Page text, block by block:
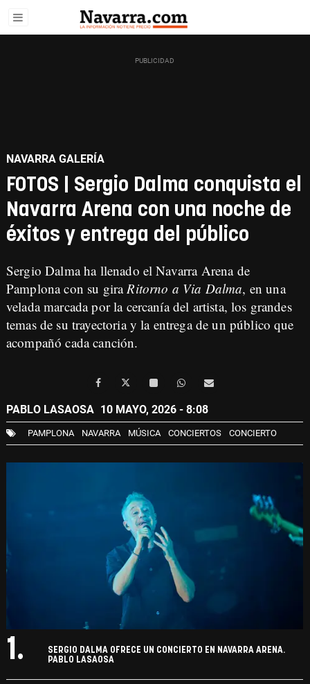
NAVARRA GALERÍA
FOTOS | Sergio Dalma conquista el
Navarra Arena con una noche de
éxitos y entrega del público
Sergio Dalma ha llenado el Navarra Arena de
Pamplona con su giraRitorno a Via Dalma, en una
velada marcada por la cercanía del artista, los grandes
temas de su trayectoria y la entrega de un público que
acompañó cada canción.
PABLO LASAOSA 10 MAYO, 2026 - 8:08
PAMPLONA NAVARRA MÚSICA CONCIERTOS CONCIERTO
1.
SERGIO DALMA OFRECE UN CONCIERTO EN NAVARRA ARENA.
PABLO LASAOSA